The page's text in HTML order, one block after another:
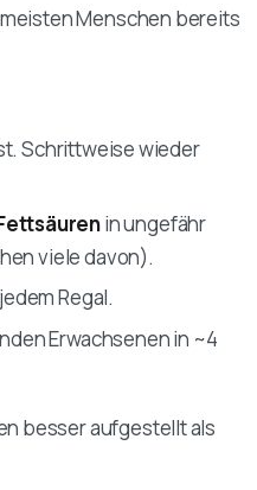
Menschen bereits
Schrittweise wieder
in ungefähr
viele davon).
Regal.
Erwachsenen in ~4
besser aufgestellt als